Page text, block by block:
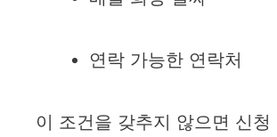
연락 가능한 연락처
이 조건을 갖추지 않으면 신청